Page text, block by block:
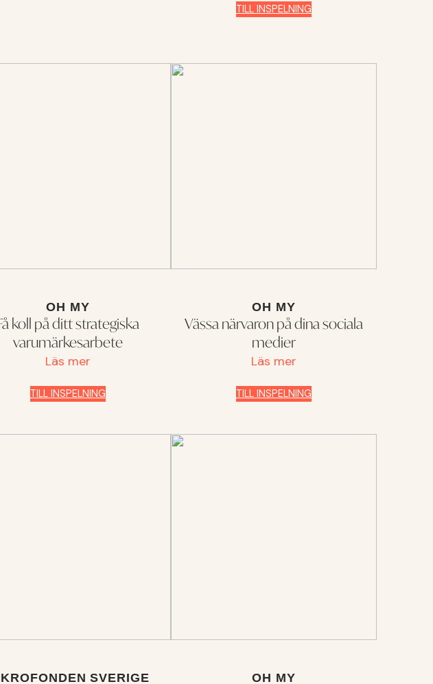
TILL INSPELNING
OH MY
koll på ditt strategiska
varumärkesarbete
Läs mer
TILL INSPELNING
OH MY
Vässa närvaron på dina sociala
medier
Läs mer
TILL INSPELNING
SVERIGE OH MY